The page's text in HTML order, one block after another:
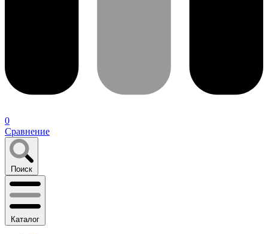
0
Сравнение
Поиск
Каталог